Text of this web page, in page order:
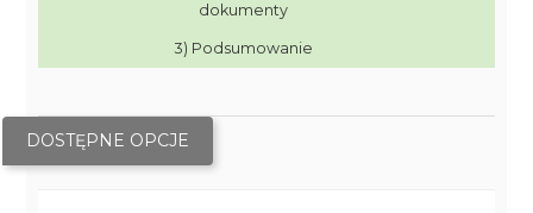
dokumenty
3) Podsumowanie
DOSTĘPNE OPCJE